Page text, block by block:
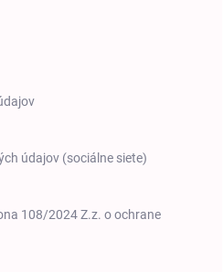
údajov (sociálne siete)
108/2024 Z.z. o ochrane